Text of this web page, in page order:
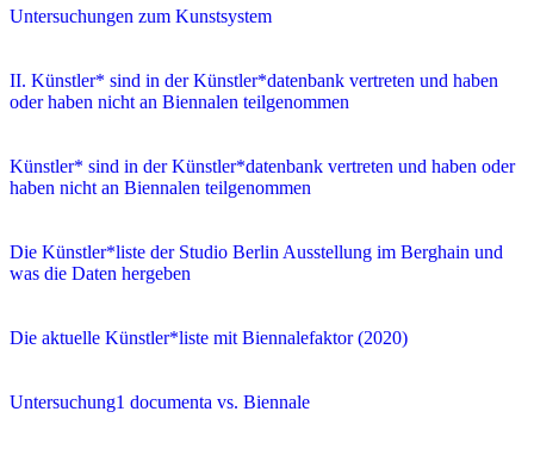
Untersuchungen zum Kunstsystem
II. Künstler* sind in der Künstler*datenbank vertreten und haben
oder haben nicht an Biennalen teilgenommen
Künstler* sind in der Künstler*datenbank vertreten und haben oder
haben nicht an Biennalen teilgenommen
Die Künstler*liste der Studio Berlin Ausstellung im Berghain und
was die Daten hergeben
Die aktuelle Künstler*liste mit Biennalefaktor (2020)
Untersuchung1 documenta vs. Biennale